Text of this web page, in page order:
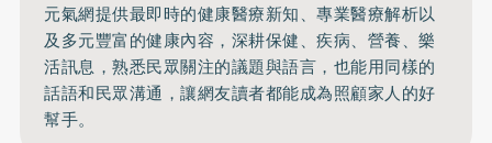
元氣網提供最即時的健康醫療新知、專業醫療解析以
及多元豐富的健康內容，深耕保健、疾病、營養、樂
活訊息，熟悉民眾關注的議題與語言， 也能用同樣的
話語和民眾溝通，讓網友讀者都能成為照顧家人的好
幫手。